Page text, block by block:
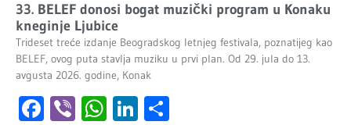
33. BELEF donosi bogat muzički program u Konaku
kneginje Ljubice
Trideset treće izdanje Beogradskog letnjeg festivala, poznatijeg kao
BELEF, ovog puta stavlja muziku u prvi plan. Od 29. jula do 13.
avgusta 2026. godine, Konak
Facebook
ViberWhatsApp
LinkedIn